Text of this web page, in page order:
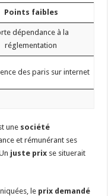
Points faibles
dépendance à la
réglementation
des paris sur internet
une société
et rémunérant ses
juste prix se situerait
le prix demandé